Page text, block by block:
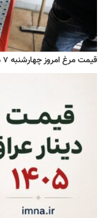
قیمت مرغ امروز چهارشنبه ۷ مرداد ۱۴۰۵